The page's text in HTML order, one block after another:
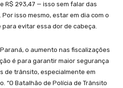
R$ 293,47 — isso sem falar das
isso mesmo, estar em dia com o
para evitar essa dor de cabeça.
o aumento nas fiscalizações
é para garantir maior segurança
de trânsito, especialmente em
“O Batalhão de Polícia de Trânsito